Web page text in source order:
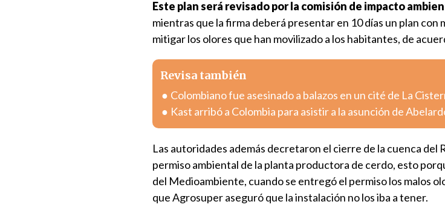
Este plan será revisado por la comisión de impacto
mientras que la firma deberá presentar en 10 días un plan con
mitigar los olores que han movilizado a los habitantes, de
Revisa también
Colombiano fue asesinado a balazos en un cité de La
Kast arribó a Colombia para asistir a la asunción de
Las autoridades además decretaron el cierre de la cuenca del
permiso ambiental de la planta productora de cerdo, esto
del Medioambiente, cuando se entregó el permiso los malos
que Agrosuper aseguró que la instalación no los iba a tener.